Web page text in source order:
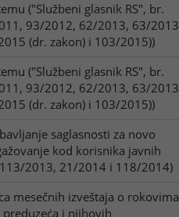
("Službeni glasnik RS", br.
93/2012, 62/2013, 63/2013
(dr. zakon) i 103/2015))
("Službeni glasnik RS", br.
93/2012, 62/2013, 63/2013
(dr. zakon) i 103/2015))
saglasnosti za novo
kod korisnika javnih
113/2013, 21/2014 i 118/2014)
mesečnih izveštaja o rokovima
preduzeća i njihovih